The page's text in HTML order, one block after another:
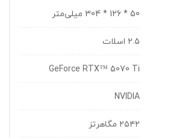
50 * 126 * 304 میلی‌متر
۲.۵ اسلات
GeForce RTX™ 5070 Ti
NVIDIA
۲۵۴۲ مگاهرتز